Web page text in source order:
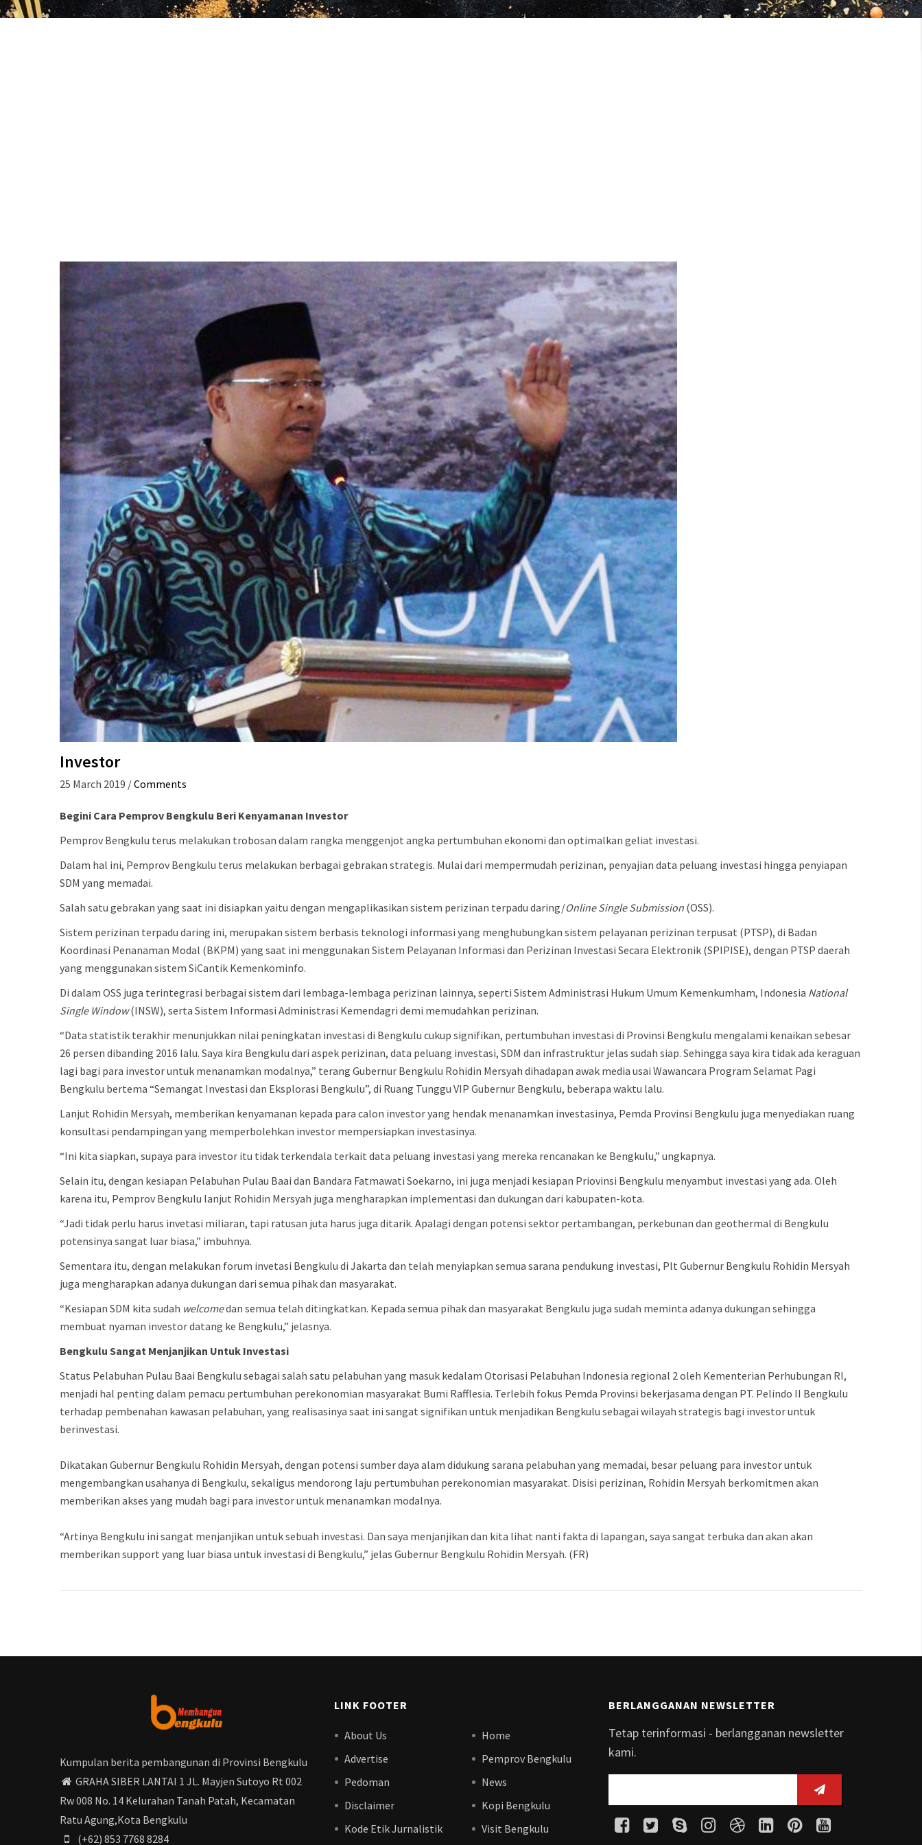
Investor
25 March 2019 /Comments
Begini Cara Pemprov Bengkulu Beri Kenyamanan Investor
Pemprov Bengkulu terus melakukan trobosan dalam rangka menggenjot angka pertumbuhan ekonomi dan optimalkan geliat investasi.
Dalam hal ini, Pemprov Bengkulu terus melakukan berbagai gebrakan strategis. Mulai dari mempermudah perizinan, penyajian data peluang investasi hingga penyiapan
SDM yang memadai.
Salah satu gebrakan yang saat ini disiapkan yaitu dengan mengaplikasikan sistem perizinan terpadu daring/Online Single Submission (OSS).
Sistem perizinan terpadu daring ini, merupakan sistem berbasis teknologi informasi yang menghubungkan sistem pelayanan perizinan terpusat (PTSP), di Badan
Koordinasi Penanaman Modal (BKPM) yang saat ini menggunakan Sistem Pelayanan Informasi dan Perizinan Investasi Secara Elektronik (SPIPISE), dengan PTSP daerah
yang menggunakan sistem SiCantik Kemenkominfo.
Di dalam OSS juga terintegrasi berbagai sistem dari lembaga-lembaga perizinan lainnya, seperti Sistem Administrasi Hukum Umum Kemenkumham, Indonesia National
Single Window(INSW), serta Sistem Informasi Administrasi Kemendagri demi memudahkan perizinan.
“Data statistik terakhir menunjukkan nilai peningkatan investasi di Bengkulu cukup signifikan, pertumbuhan investasi di Provinsi Bengkulu mengalami kenaikan sebesar
26 persen dibanding 2016 lalu. Saya kira Bengkulu dari aspek perizinan, data peluang investasi, SDM dan infrastruktur jelas sudah siap. Sehingga saya kira tidak ada keraguan
lagi bagi para investor untuk menanamkan modalnya,” terang Gubernur Bengkulu Rohidin Mersyah dihadapan awak media usai Wawancara Program Selamat Pagi
Bengkulu bertema “Semangat Investasi dan Eksplorasi Bengkulu”, di Ruang Tunggu VIP Gubernur Bengkulu, beberapa waktu lalu.
Lanjut Rohidin Mersyah, memberikan kenyamanan kepada para calon investor yang hendak menanamkan investasinya, Pemda Provinsi Bengkulu juga menyediakan ruang
konsultasi pendampingan yang memperbolehkan investor mempersiapkan investasinya.
“Ini kita siapkan, supaya para investor itu tidak terkendala terkait data peluang investasi yang mereka rencanakan ke Bengkulu,” ungkapnya.
Selain itu, dengan kesiapan Pelabuhan Pulau Baai dan Bandara Fatmawati Soekarno, ini juga menjadi kesiapan Priovinsi Bengkulu menyambut investasi yang ada. Oleh
karena itu, Pemprov Bengkulu lanjut Rohidin Mersyah juga mengharapkan implementasi dan dukungan dari kabupaten-kota.
“Jadi tidak perlu harus invetasi miliaran, tapi ratusan juta harus juga ditarik. Apalagi dengan potensi sektor pertambangan, perkebunan dan geothermal di Bengkulu
potensinya sangat luar biasa,” imbuhnya.
Sementara itu, dengan melakukan forum invetasi Bengkulu di Jakarta dan telah menyiapkan semua sarana pendukung investasi, Plt Gubernur Bengkulu Rohidin Mersyah
juga mengharapkan adanya dukungan dari semua pihak dan masyarakat.
“Kesiapan SDM kita sudah welcomedan semua telah ditingkatkan. Kepada semua pihak dan masyarakat Bengkulu juga sudah meminta adanya dukungan sehingga
membuat nyaman investor datang ke Bengkulu,” jelasnya.
Bengkulu Sangat Menjanjikan Untuk Investasi
Status Pelabuhan Pulau Baai Bengkulu sebagai salah satu pelabuhan yang masuk kedalam Otorisasi Pelabuhan Indonesia regional 2 oleh Kementerian Perhubungan RI,
menjadi hal penting dalam pemacu pertumbuhan perekonomian masyarakat Bumi Rafflesia. Terlebih fokus Pemda Provinsi bekerjasama dengan PT. Pelindo II Bengkulu
terhadap pembenahan kawasan pelabuhan, yang realisasinya saat ini sangat signifikan untuk menjadikan Bengkulu sebagai wilayah strategis bagi investor untuk
berinvestasi.
Dikatakan Gubernur Bengkulu Rohidin Mersyah, dengan potensi sumber daya alam didukung sarana pelabuhan yang memadai, besar peluang para investor untuk
mengembangkan usahanya di Bengkulu, sekaligus mendorong laju pertumbuhan perekonomian masyarakat. Disisi perizinan, Rohidin Mersyah berkomitmen akan
memberikan akses yang mudah bagi para investor untuk menanamkan modalnya.
“Artinya Bengkulu ini sangat menjanjikan untuk sebuah investasi. Dan saya menjanjikan dan kita lihat nanti fakta di lapangan, saya sangat terbuka dan akan akan
memberikan support yang luar biasa untuk investasi di Bengkulu,” jelas Gubernur Bengkulu Rohidin Mersyah. (FR)
Kumpulan berita pembangunan di Provinsi Bengkulu
GRAHA SIBER LANTAI 1 JL. Mayjen Sutoyo Rt 002
Rw 008 No. 14 Kelurahan Tanah Patah, Kecamatan
Ratu Agung,Kota Bengkulu
(+62) 853 7768 8284
LINK FOOTER
About Us
Advertise
Pedoman
Disclaimer
Kode Etik Jurnalistik
Home
Pemprov Bengkulu
News
Kopi Bengkulu
Visit Bengkulu
BERLANGGANAN NEWSLETTER
Tetap terinformasi - berlangganan newsletter
kami.